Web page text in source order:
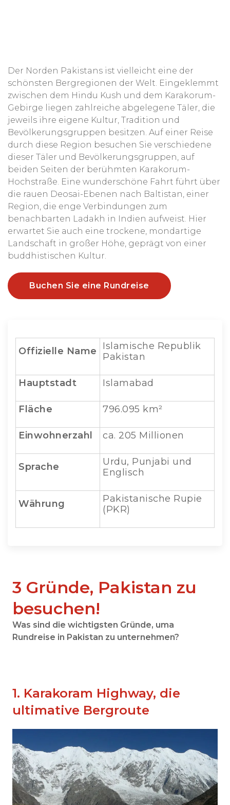
Der Norden Pakistans ist vielleicht eine der
schönsten Bergregionen der Welt. Eingeklemmt
zwischen dem Hindu Kush und dem Karakorum-
Gebirge liegen zahlreiche abgelegene Täler, die
jeweils ihre eigene Kultur, Tradition und
Bevölkerungsgruppen besitzen. Auf einer Reise
durch diese Region besuchen Sie verschiedene
dieser Täler und Bevölkerungsgruppen, auf
beiden Seiten der berühmten Karakorum-
Hochstraße. Eine wunderschöne Fahrt führt über
die rauen Deosai-Ebenen nach Baltistan, einer
Region, die enge Verbindungen zum
benachbarten Ladakh in Indien aufweist. Hier
erwartet Sie auch eine trockene, mondartige
Landschaft in großer Höhe, geprägt von einer
buddhistischen Kultur.
Buchen Sie eine Rundreise
Offizielle Name
Islamische Republik
Pakistan
Hauptstadt Islamabad
Fläche 796.095 km²
Einwohnerzahl ca. 205 Millionen
Sprache
Urdu, Punjabi und
Englisch
Währung
Pakistanische Rupie
(PKR)
3 Gründe, Pakistan zu
besuchen!
Was sind die wichtigsten Gründe, uma
Rundreise in Pakistan zu unternehmen?
1. Karakoram Highway, die
ultimative Bergroute